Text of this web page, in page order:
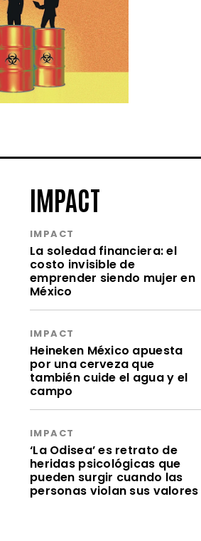
IMPACT
IMPACT
La soledad financiera: el
costo invisible de
emprender siendo mujer en
México
IMPACT
Heineken México apuesta
por una cerveza que
también cuide el agua y el
campo
IMPACT
‘La Odisea’ es retrato de
heridas psicológicas que
pueden surgir cuando las
personas violan sus valores